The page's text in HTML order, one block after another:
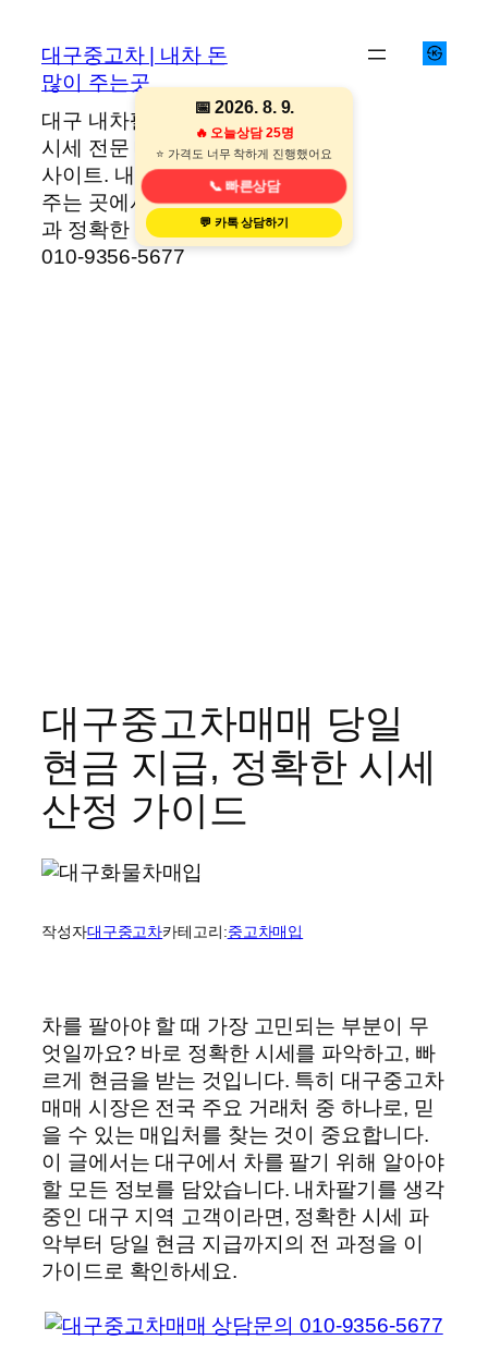
대구중고차 | 내차 돈
많이 주는곳
대구 내차팔기·중고차
시세 전문 대구중고차
사이트. 내차 돈 많이
주는 곳에서 당일 현금
과 정확한 견적, 상담
010-9356-5677
📅 2026. 8. 9.
🔥 오늘상담 25명
⭐ 처음이라 걱정했는데 완전만족!!!
📞 빠른상담
💬 카톡 상담하기
대구중고차매매 당일
현금 지급, 정확한 시세
산정 가이드
작성자대구중고차카테고리:중고차매입
차를 팔아야 할 때 가장 고민되는 부분이 무
엇일까요? 바로 정확한 시세를 파악하고, 빠
르게 현금을 받는 것입니다. 특히 대구중고차
매매 시장은 전국 주요 거래처 중 하나로, 믿
을 수 있는 매입처를 찾는 것이 중요합니다.
이 글에서는 대구에서 차를 팔기 위해 알아야
할 모든 정보를 담았습니다. 내차팔기를 생각
중인 대구 지역 고객이라면, 정확한 시세 파
악부터 당일 현금 지급까지의 전 과정을 이
가이드로 확인하세요.